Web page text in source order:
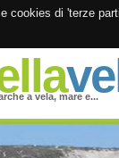
cookies di 'terze
a vela, mare e...